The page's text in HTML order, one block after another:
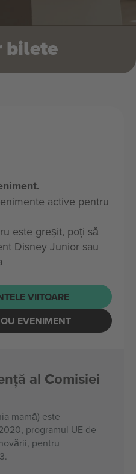
bilete
active pentru
este greșit, poți să
Disney Junior sau
VIITOARE
EVENIMENT
al Comisiei
mamă) este
programul UE de
pentru